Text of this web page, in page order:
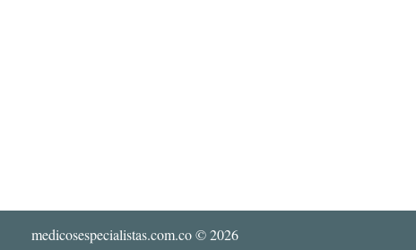
medicosespecialistas.com.co© 2026